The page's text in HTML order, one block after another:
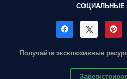
СОЦИАЛЬНЫЕ
Получайте эксклюзивные